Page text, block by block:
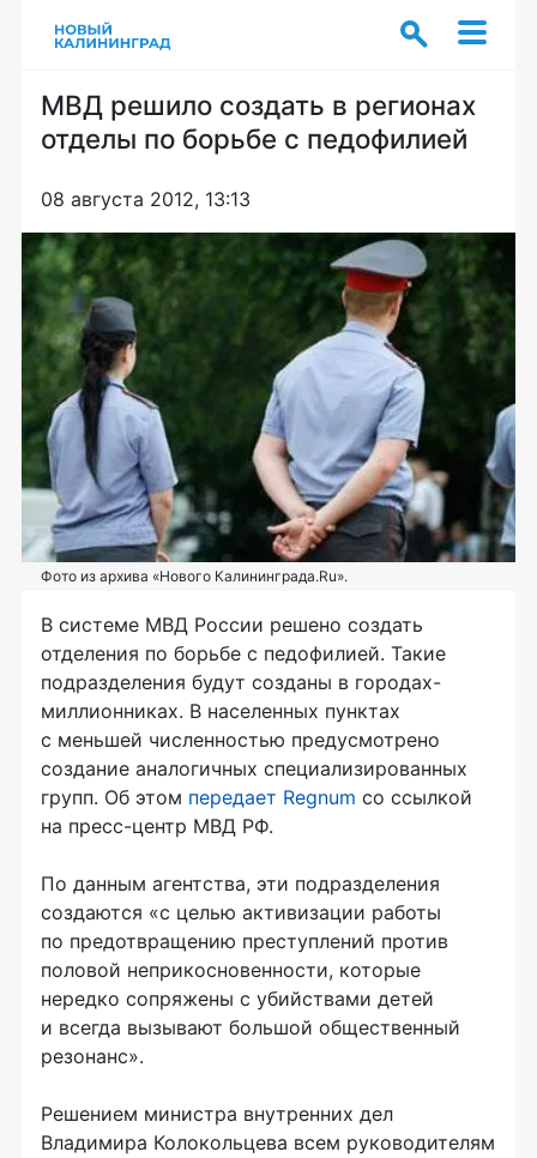
МВД решило создать в регионах
отделы по борьбе с педофилией
08 августа 2012, 13:13
Фото из архива «Нового Калининграда.Ru».
В системе МВД России решено создать
отделения по борьбе с педофилией. Такие
подразделения будут созданы в городах-
миллионниках. В населенных пунктах
с меньшей численностью предусмотрено
создание аналогичных специализированных
групп. Об этом передает Regnum со ссылкой
на пресс-центр МВД РФ.
По данным агентства, эти подразделения
создаются «с целью активизации работы
по предотвращению преступлений против
половой неприкосновенности, которые
нередко сопряжены с убийствами детей
и всегда вызывают большой общественный
резонанс».
Решением министра внутренних дел
Владимира Колокольцева всем руководителям